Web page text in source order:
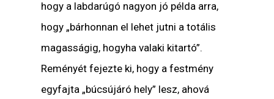
hogy a labdarúgó nagyon jó példa arra,
hogy „bárhonnan el lehet jutni a totális
magasságig, hogyha valaki kitartó”.
Reményét fejezte ki, hogy a festmény
egyfajta „búcsújáró hely” lesz, ahová